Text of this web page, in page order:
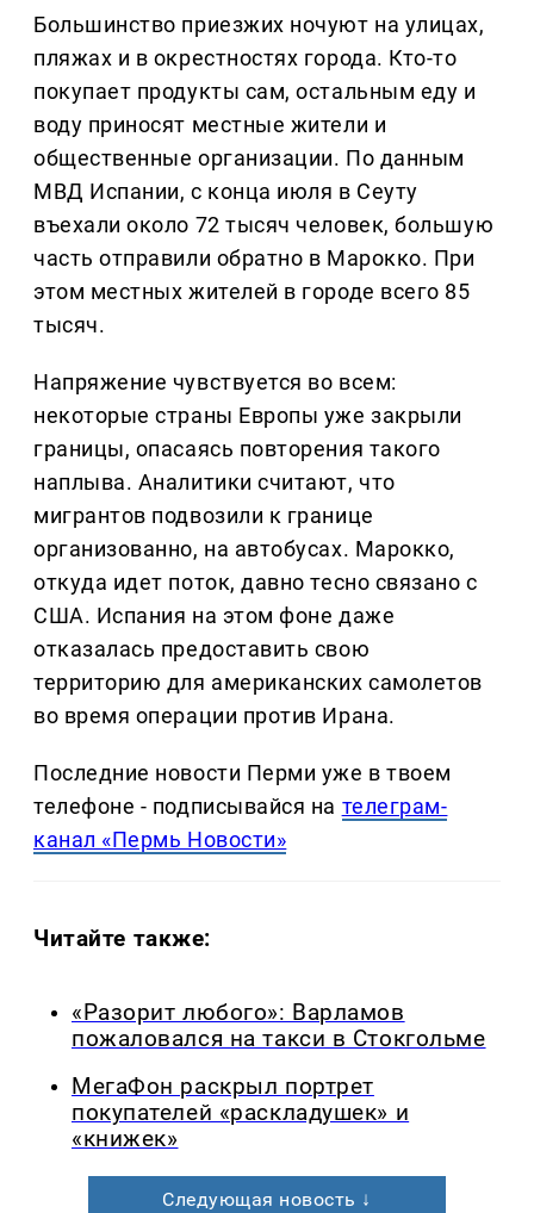
Большинство приезжих ночуют на улицах,
пляжах и в окрестностях города. Кто-то
покупает продукты сам, остальным еду и
воду приносят местные жители и
общественные организации. По данным
МВД Испании, с конца июля в Сеуту
въехали около 72 тысяч человек, большую
часть отправили обратно в Марокко. При
этом местных жителей в городе всего 85
тысяч.
Напряжение чувствуется во всем:
некоторые страны Европы уже закрыли
границы, опасаясь повторения такого
наплыва. Аналитики считают, что
мигрантов подвозили к границе
организованно, на автобусах. Марокко,
откуда идет поток, давно тесно связано с
США. Испания на этом фоне даже
отказалась предоставить свою
территорию для американских самолетов
во время операции против Ирана.
Последние новости Перми уже в твоем
телефоне - подписывайся на телеграм-
канал «Пермь Новости»
Читайте также:
«Разорит любого»: Варламов
пожаловался на такси в Стокгольме
МегаФон раскрыл портрет
покупателей «раскладушек» и
«книжек»
Следующая новость ↓